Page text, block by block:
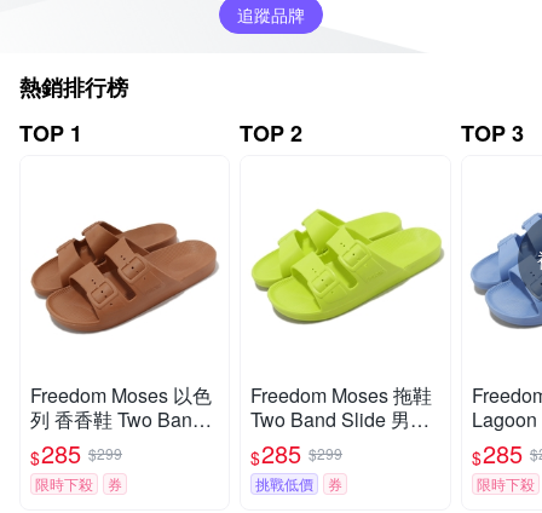
追蹤品牌
熱銷排行榜
TOP 1
Freedom Moses 以色
列 香香鞋 Two Band
香味 拖鞋 防水 太妃糖
色 男女鞋 FMTOF
$285 $299
限時下殺
券
TOP 2
Freedom Moses 拖鞋
Two Band Slide 男鞋
女鞋 黃 霓虹黃 香香拖
戶外 FMALICE
$285 $299
挑戰低價
券
TOP 3
鞋 藍
香拖
$285
限時下殺